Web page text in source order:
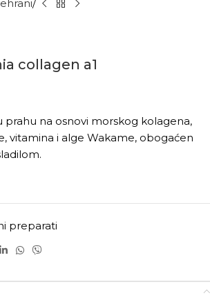
collagen a1
prahu na osnovi morskog kolagena,
vitamina i alge Wakame, obogaćen
preparati